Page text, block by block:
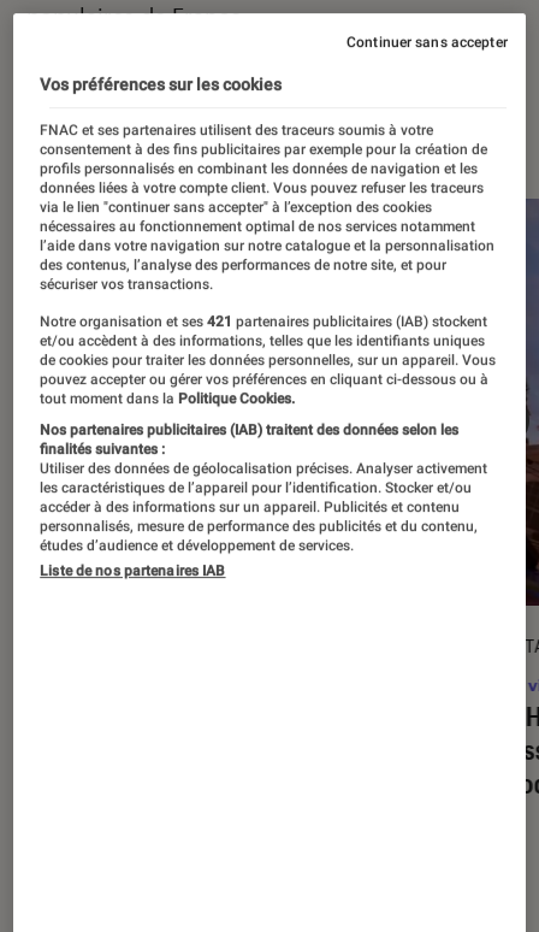
populaires de France.
À la une
Tony
on
de
Jeux
Vos préférences sur les cookies
FNAC et ses partenaires utilisent des traceurs soumis à votre
consentement à des fins publicitaires par exemple pour la création de
profils personnalisés en combinant les données de navigation et les
données liées à votre compte client. Vous pouvez refuser les traceurs
via le lien "continuer sans accepter" à l’exception des cookies
nécessaires au fonctionnement optimal de nos services notamment
l’aide dans votre navigation sur notre catalogue et la personnalisation
des contenus, l’analyse des performances de notre site, et pour
sécuriser vos transactions.
Notre organisation et ses421 partenaires publicitaires (IAB) stockent
et/ou accèdent à des informations, telles que les identifiants uniques
de cookies pour traiter les données personnelles, sur un appareil. Vous
pouvez accepter ou gérer vos préférences en cliquant ci-dessous ou à
tout moment dans la Politique Cookies.
Nos partenaires publicitaires (IAB) traitent des données selon les
finalités suivantes :
Utiliser des données de géolocalisation précises. Analyser activement
les caractéristiques de l’appareil pour l’identification. Stocker et/ou
accéder à des informations sur un appareil. Publicités et contenu
personnalisés, mesure de performance des publicités et du contenu,
études d’audience et développement de services.
Liste de nos partenaires IAB
Continuer sans accepter